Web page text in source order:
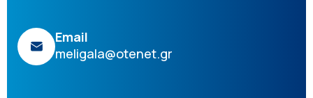
Email
meligala@otenet.gr